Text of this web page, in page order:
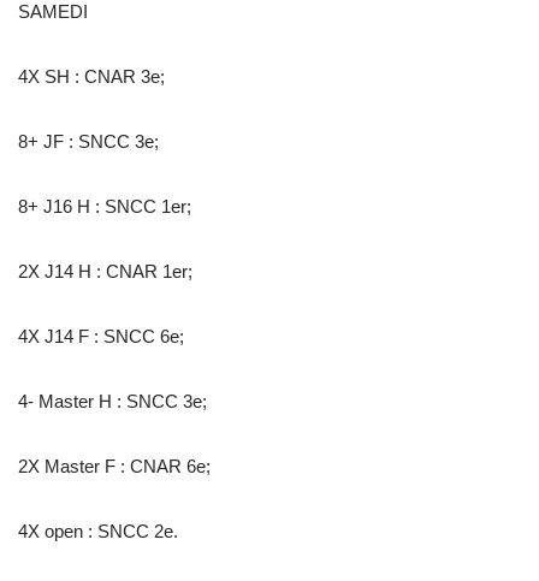
SAMEDI
4X SH : CNAR 3e;
8+ JF : SNCC 3e;
8+ J16 H : SNCC 1er;
2X J14 H : CNAR 1er;
4X J14 F : SNCC 6e;
4- Master H : SNCC 3e;
2X Master F : CNAR 6e;
4X open : SNCC 2e.